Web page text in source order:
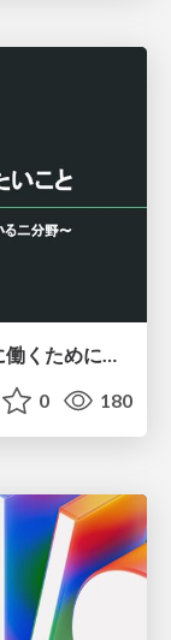
作るコストが小さくなった時代 幸せに働くために改めて考えたいこと 〜エンジニアとして価値を出し続けるために注視している二分野〜
0 180